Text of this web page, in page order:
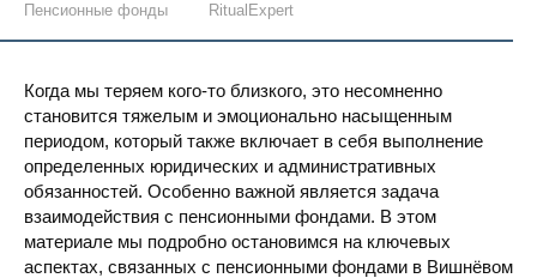
Пенсионные фонды RitualExpert
Когда мы теряем кого-то близкого, это несомненно
становится тяжелым и эмоционально насыщенным
периодом, который также включает в себя выполнение
определенных юридических и административных
обязанностей. Особенно важной является задача
взаимодействия с пенсионными фондами. В этом
материале мы подробно остановимся на ключевых
аспектах, связанных с пенсионными фондами в Вишнёвом